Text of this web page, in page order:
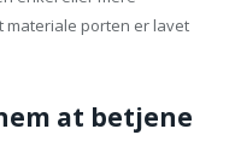
materiale porten er lavet
at betjene